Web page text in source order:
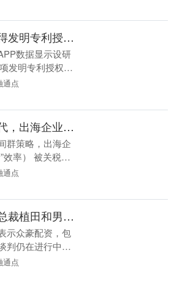
大通速配 设研院获得发明专利授权：“一种基于Inventor的钢箱梁桥三维自动化设计系统及方法”
数据显示设研
发明专利授权大
于Inventor的钢
通点
间群策略 新关税时代，出海企业的美国本土供应链“新”效率
群策略，出海企
效率） 被关税按
海如开闸洪流，
通点
众豪配资 日本央行总裁植田和男：包括美日在内的多项关税谈判仍在进行中
示众豪配资，包
判仍在进行中，
通点